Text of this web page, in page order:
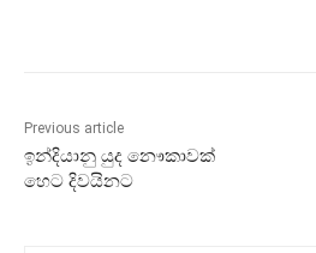
Previous article
ඉන්දියානු යුද නෞකාවක්
හෙට දිවයිනට